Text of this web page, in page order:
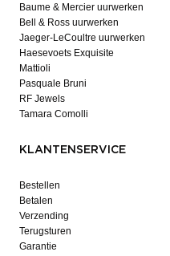
Baume & Mercier uurwerken
Bell & Ross uurwerken
Jaeger-LeCoultre uurwerken
Haesevoets Exquisite
Mattioli
Pasquale Bruni
RF Jewels
Tamara Comolli
KLANTENSERVICE
Bestellen
Betalen
Verzending
Terugsturen
Garantie